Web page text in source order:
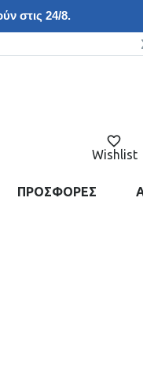
στις 24/8.
Wishlist
ΠΡΟΣΦΟΡΕΣ